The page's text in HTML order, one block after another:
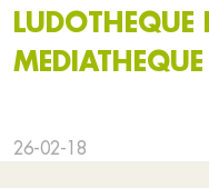
LUDOTHEQUE
26-02-18